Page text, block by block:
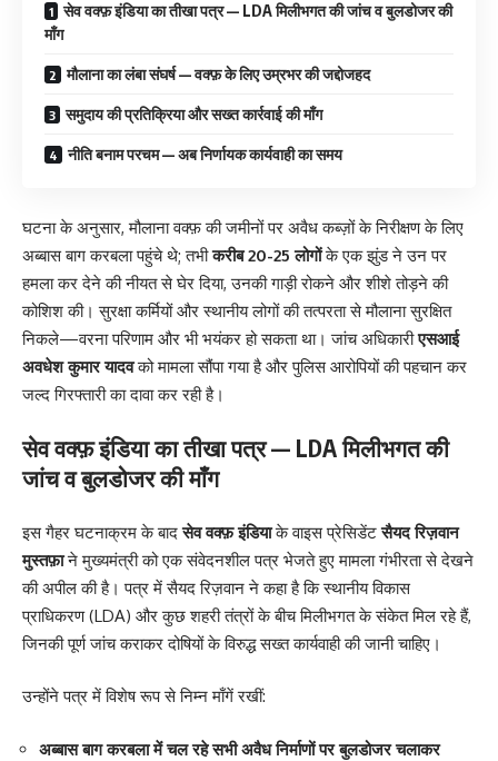
सेव वक्फ़ इंडिया का तीखा पत्र — LDA मिलीभगत की जांच व बुलडोजर की
माँग
मौलाना का लंबा संघर्ष — वक्फ़ के लिए उम्रभर की जद्दोजहद
समुदाय की प्रतिक्रिया और सख्त कार्रवाई की माँग
नीति बनाम परचम — अब निर्णायक कार्यवाही का समय
घटना के अनुसार, मौलाना वक्फ़ की जमीनों पर अवैध कब्ज़ों के निरीक्षण के लिए
अब्बास बाग करबला पहुंचे थे; तभीकरीब 20-25 लोगोंके एक झुंड ने उन पर
हमला कर देने की नीयत से घेर दिया, उनकी गाड़ी रोकने और शीशे तोड़ने की
कोशिश की। सुरक्षा कर्मियों और स्थानीय लोगों की तत्परता से मौलाना सुरक्षित
निकले—वरना परिणाम और भी भयंकर हो सकता था। जांच अधिकारीएसआई
अवधेश कुमार यादवको मामला सौंपा गया है और पुलिस आरोपियों की पहचान कर
जल्द गिरफ्तारी का दावा कर रही है।
सेव वक्फ़ इंडिया का तीखा पत्र — LDA मिलीभगत की
जांच व बुलडोजर की माँग
इस गैहर घटनाक्रम के बादसेव वक्फ़ इंडियाके वाइस प्रेसिडेंटसैयद रिज़वान
मुस्तफ़ाने मुख्यमंत्री को एक संवेदनशील पत्र भेजते हुए मामला गंभीरता से देखने
की अपील की है। पत्र में सैयद रिज़वान ने कहा है कि स्थानीय विकास
प्राधिकरण (LDA) और कुछ शहरी तंत्रों के बीच मिलीभगत के संकेत मिल रहे हैं,
जिनकी पूर्ण जांच कराकर दोषियों के विरुद्ध सख्त कार्यवाही की जानी चाहिए।
उन्होंने पत्र में विशेष रूप से निम्न माँगें रखीं:
अब्बास बाग करबला में चल रहे सभी अवैध निर्माणों पर बुलडोजर चलाकर